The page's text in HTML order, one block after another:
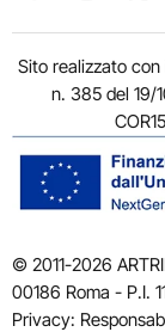
Sito realizzato
n. 385 del 19/
© 2011-2026
00186 Roma - P.I.
Privacy: